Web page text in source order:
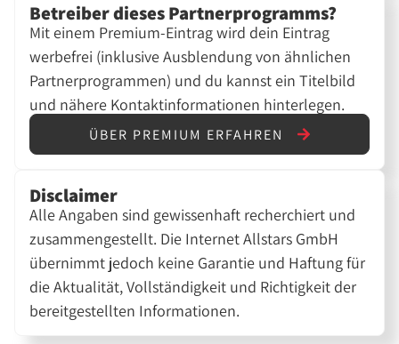
Betreiber dieses Partnerprogramms?
Mit einem Premium-Eintrag wird dein Eintrag
werbefrei (inklusive Ausblendung von ähnlichen
Partnerprogrammen) und du kannst ein Titelbild
und nähere Kontaktinformationen hinterlegen.
ÜBER PREMIUM ERFAHREN
Disclaimer
Alle Angaben sind gewissenhaft recherchiert und
zusammengestellt. Die Internet Allstars GmbH
übernimmt jedoch keine Garantie und Haftung für
die Aktualität, Vollständigkeit und Richtigkeit der
bereitgestellten Informationen.